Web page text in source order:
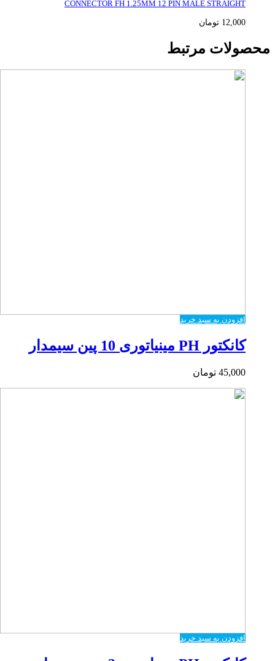
CONNECTOR FH 1.25MM 12 PIN MALE STRAIGHT
12,000 تومان
محصولات مرتبط
افزودن به سبد خرید
کانکتور PH مینیاتوری 10 پین سیمدار
45,000 تومان
افزودن به سبد خرید